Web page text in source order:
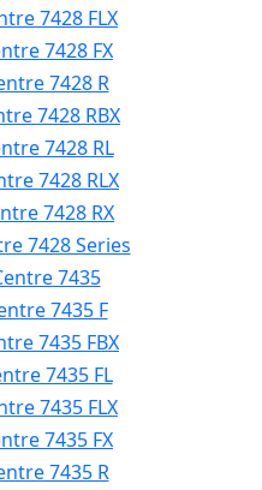
7428 FLX
7428 FX
7428 R
7428 RBX
7428 RL
7428 RLX
7428 RX
7428 Series
7435
7435 F
7435 FBX
7435 FL
7435 FLX
7435 FX
7435 R